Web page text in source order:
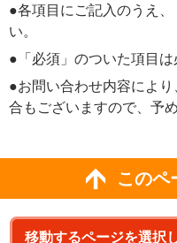
●各項目にご記入のうえ
い。
●「必須」のついた項目は
●お問い合わせ内容によ
合もございますので、予
このペ